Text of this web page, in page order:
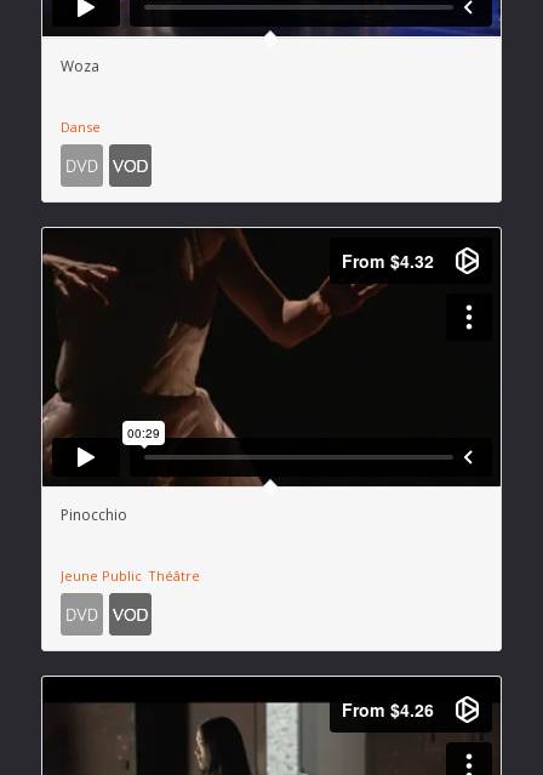
Woza
Danse
Pinocchio
Jeune Public Théâtre